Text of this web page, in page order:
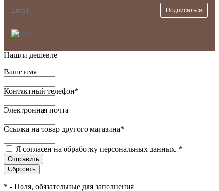
Нашли дешевле
Ваше имя
Контактный телефон*
Электронная почта
Ссылка на товар другого магазина*
Я согласен на обработку персональных данных. *
* - Поля, обязательные для заполнения